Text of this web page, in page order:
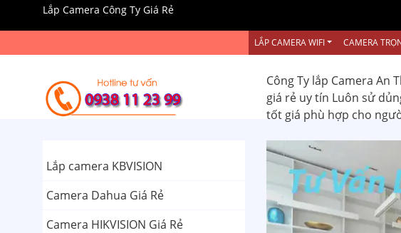
Lắp Camera Công Ty Giá Rẻ
LẮP CAMERA WIFI CAMERA
Công Ty lắp Camera An
giá rẻ uy tín Luôn sử
tốt giá phù hợp cho
Lắp camera KBVISION
Camera Dahua Giá Rẻ
Camera HIKVISION Giá Rẻ